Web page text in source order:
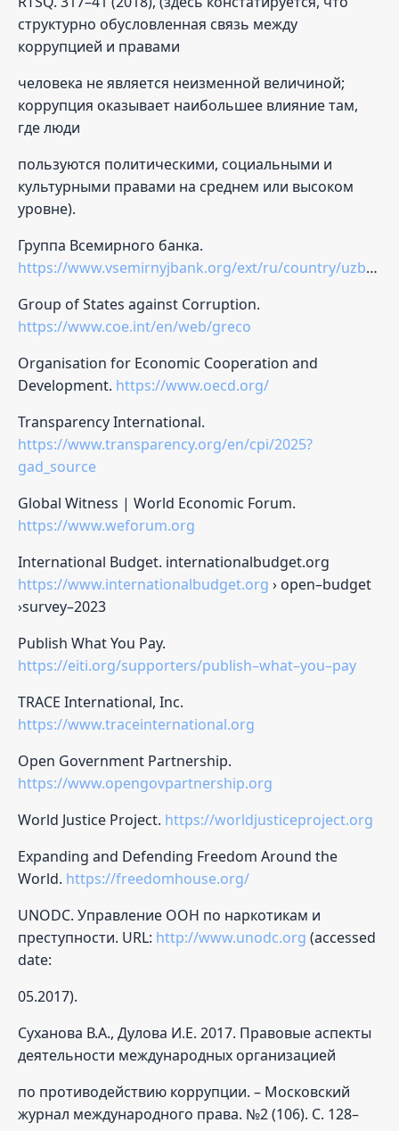
структурно обусловленная связь между
коррупцией и правами
человека не является неизменной величиной;
коррупция оказывает наибольшее влияние там,
где люди
пользуются политическими, социальными и
культурными правами на среднем или высоком
уровне).
Группа Всемирного банка.
https://www.vsemirnyjbank.org/ext/ru/country/uzbekistan
Group of States against Corruption.
https://www.coe.int/en/web/greco
Organisation for Economic Cooperation and
Development. https://www.oecd.org/
Transparency International.
https://www.transparency.org/en/cpi/2025?
gad_source
Global Witness | World Economic Forum.
https://www.weforum.org
International Budget. internationalbudget.org
https://www.internationalbudget.org › open–budget
›survey–2023
Publish What You Pay.
https://eiti.org/supporters/publish–what–you–pay
TRACE International, Inc.
https://www.traceinternational.org
Open Government Partnership.
https://www.opengovpartnership.org
World Justice Project. https://worldjusticeproject.org
Expanding and Defending Freedom Around the
World. https://freedomhouse.org/
UNODC. Управление ООН по наркотикам и
преступности. URL: http://www.unodc.org (accessed
date:
05.2017).
Суханова В.А., Дулова И.Е. 2017. Правовые аспекты
деятельности международных организацией
по противодействию коррупции. – Московский
журнал международного права. №2 (106). C. 128–